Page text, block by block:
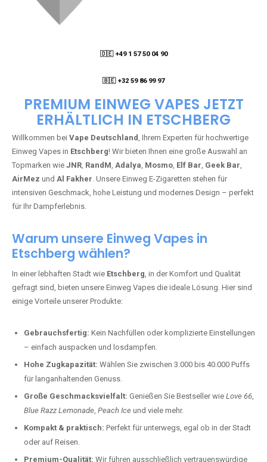
🇩🇪 +49 1 57 50 04 90
🇧🇪 +32 59 86 99 97
PREMIUM EINWEG VAPES JETZT
ERHÄLTLICH IN ETSCHBERG
Willkommen bei Vape Deutschland, Ihrem Experten für hochwertige
Einweg Vapes in Etschberg! Wir bieten Ihnen eine große Auswahl an
Topmarken wie JNR, RandM, Adalya, Mosmo, Elf Bar, Geek Bar,
AirMez und Al Fakher. Unsere Einweg E-Zigaretten stehen für
intensiven Geschmack, hohe Leistung und modernes Design – perfekt
für Ihr Dampferlebnis.
Warum unsere Einweg Vapes in
Etschberg wählen?
In einer lebhaften Stadt wie Etschberg, in der Komfort und Qualität
gefragt sind, bieten unsere Einweg Vapes die ideale Lösung. Hier sind
einige Vorteile unserer Produkte:
Gebrauchsfertig: Kein Nachfüllen oder komplizierte Einstellungen
– einfach auspacken und losdampfen.
Hohe Zugkapazität: Wählen Sie zwischen 3.000 bis 40.000 Puffs
für langanhaltenden Genuss.
Große Geschmacksvielfalt: Genießen Sie Bestseller wie Love 66,
Blue Razz Lemonade, Peach Ice und viele mehr.
Kompakt & praktisch: Perfekt für unterwegs, egal ob in der Stadt
oder auf Reisen.
Premium-Qualität: Wir führen ausschließlich vertrauenswürdige